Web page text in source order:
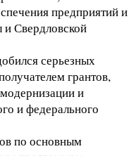
предприятий и
Свердловской
серьезных
грантов,
и
и федерального
по основным